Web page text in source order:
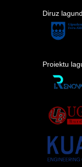
Diruz
Proiektu